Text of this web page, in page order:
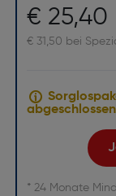
€ 25,40
€ 31,50 bei
* 24 Monate